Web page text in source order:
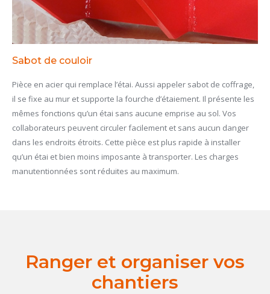
Sabot de couloir
Pièce en acier qui remplace l’étai. Aussi appeler sabot de coffrage,
il se fixe au mur et supporte la fourche d’étaiement. Il présente les
mêmes fonctions qu’un étai sans aucune emprise au sol. Vos
collaborateurs peuvent circuler facilement et sans aucun danger
dans les endroits étroits. Cette pièce est plus rapide à installer
qu’un étai et bien moins imposante à transporter. Les charges
manutentionnées sont réduites au maximum.
Ranger et organiser vos
chantiers